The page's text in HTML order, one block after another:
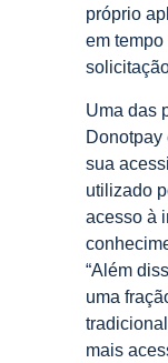
próprio
em
Uma das
Donotpay
sua
utilizado
acesso à
“Além
uma
mais